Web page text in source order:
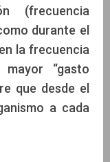
(frecuencia
durante el
la frecuencia
“gasto
que desde el
a cada